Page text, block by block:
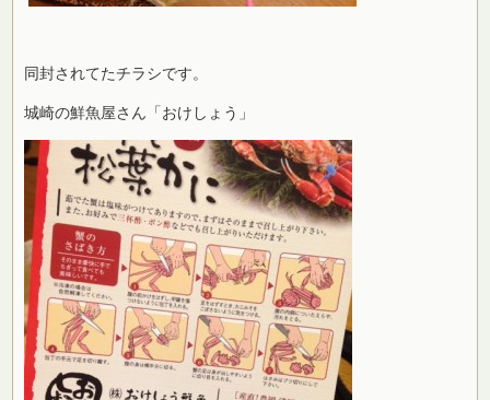
同封されてたチラシです。
城崎の鮮魚屋さん「おけしょう」